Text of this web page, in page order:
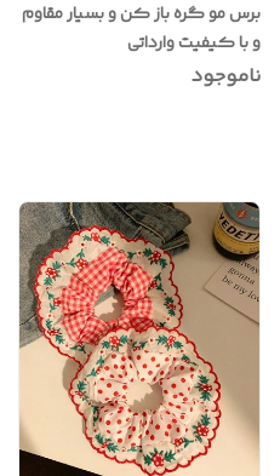
برس مو گره باز کن و بسیار مقاوم
و با کیفیت وارداتی
ناموجود